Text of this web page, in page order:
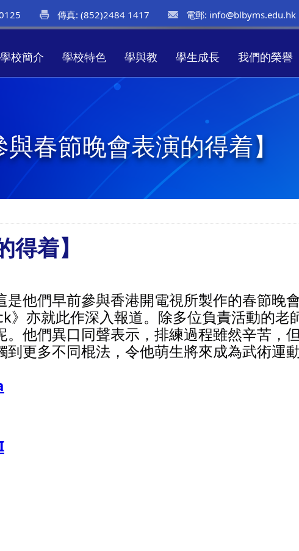
傳真: (852)2484 1417 電郵: info@blbyms.edu.hk
學校簡介 學校特色 學與教 學生成長 我們的榮譽
春節晚會表演的得着】
着】
他們早前參與香港開電視所製作的春節晚
亦就此作深入報道。除多位負責活動的老
他們異口同聲表示，排練過程雖然辛苦，
更多不同棍法，令他萌生將來成為武術運